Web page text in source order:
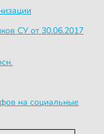
СУ от 30.06.2017
на социальные